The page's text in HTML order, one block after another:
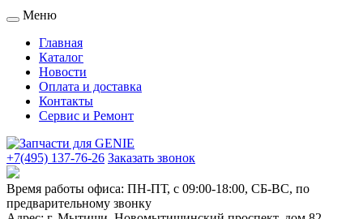
Меню
Главная
Каталог
Новости
Оплата и доставка
Контакты
Сервис и Ремонт
+7(495) 137-76-26 Заказать звонок
Время работы офиса: ПН-ПТ, с 09:00-18:00, СБ-ВС, по
предварительному звонку